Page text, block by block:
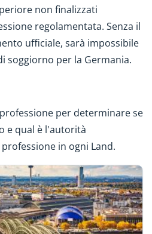
non finalizzati
regolamentata. Senza il
ufficiale, sarà impossibile
soggiorno per la Germania.
per determinare se
e qual è l'autorità
in ogni Land.